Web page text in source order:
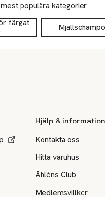
populära kategorier
färgat
Mjällschampo
Hjälp & information
Kontakta oss
Hitta varuhus
Åhléns Club
Medlemsvillkor